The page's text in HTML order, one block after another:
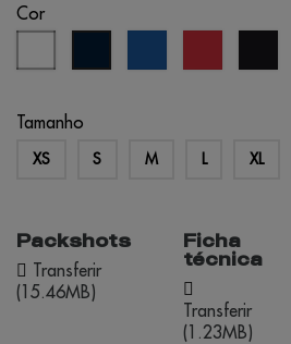
Cor
Tamanho
XS S M L XL
Packshots
Transferir
(15.46MB)
Ficha
técnica
Transferir
(1.23MB)